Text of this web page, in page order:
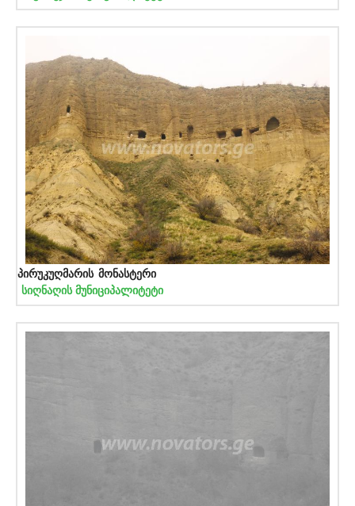
პირუკუღმარის მონასტერი
სიღნაღის მუნიციპალიტეტი